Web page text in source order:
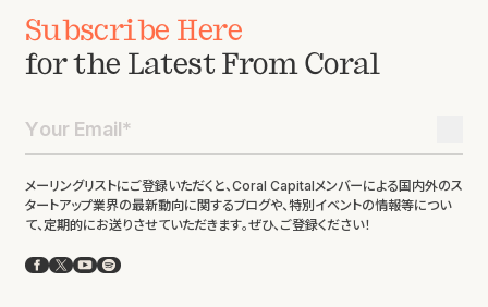
Subscribe Here
for the Latest From Coral
メーリングリストにご登録いただくと、Coral Capitalメンバーによる国内外のス
タートアップ業界の最新動向に関するブログや、特別イベントの情報等につい
て、定期的にお送りさせていただきます。ぜひ、ご登録ください！
Facebook
X YouTube
Spotify